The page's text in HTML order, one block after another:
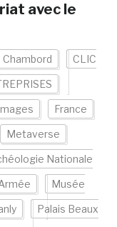
avec le
Chambord CLIC
France
Metaverse
Nationale
Musée
Palais Beaux